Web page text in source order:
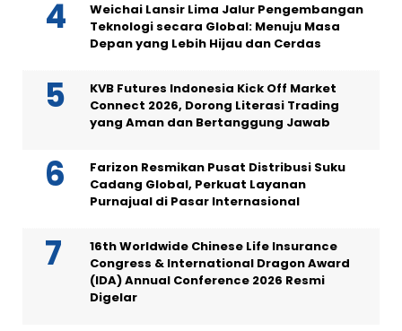
Weichai Lansir Lima Jalur Pengembangan
Teknologi secara Global: Menuju Masa
Depan yang Lebih Hijau dan Cerdas
KVB Futures Indonesia Kick Off Market
Connect 2026, Dorong Literasi Trading
yang Aman dan Bertanggung Jawab
Farizon Resmikan Pusat Distribusi Suku
Cadang Global, Perkuat Layanan
Purnajual di Pasar Internasional
16th Worldwide Chinese Life Insurance
Congress & International Dragon Award
(IDA) Annual Conference 2026 Resmi
Digelar